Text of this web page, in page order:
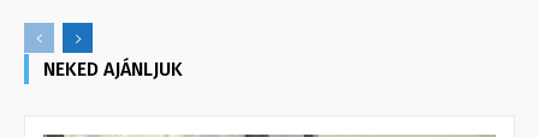
NEKED AJÁNLJUK